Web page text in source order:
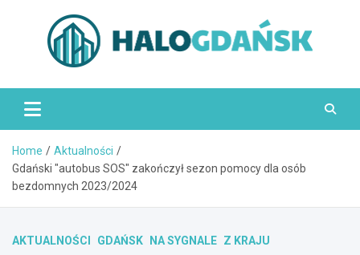
HaloGdańsk.pl
Home
Aktualności
Gdański "autobus SOS" zakończył sezon pomocy dla osób
bezdomnych 2023/2024
AKTUALNOŚCI GDAŃSK NA SYGNALE Z KRAJU